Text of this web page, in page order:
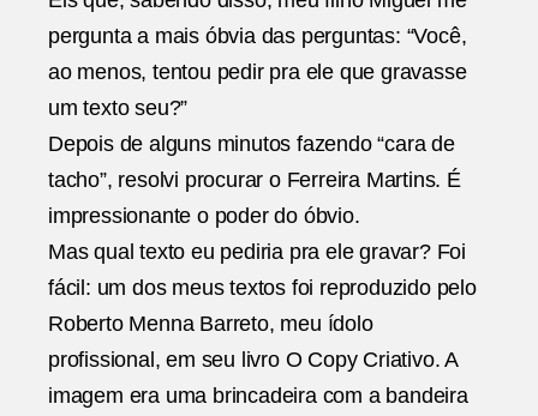
pergunta a mais óbvia das perguntas: “Você,
ao menos, tentou pedir pra ele que gravasse
um texto seu?”
Depois de alguns minutos fazendo “cara de
tacho”, resolvi procurar o Ferreira Martins. É
impressionante o poder do óbvio.
Mas qual texto eu pediria pra ele gravar? Foi
fácil: um dos meus textos foi reproduzido pelo
Roberto Menna Barreto, meu ídolo
profissional, em seu livro O Copy Criativo. A
imagem era uma brincadeira com a bandeira